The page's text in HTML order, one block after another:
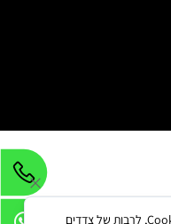
לידיעתך, באתרנו נעשה שימוש בקבצי Cookies, לרבות של צדדים